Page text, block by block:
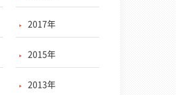
2017年
2015年
2013年